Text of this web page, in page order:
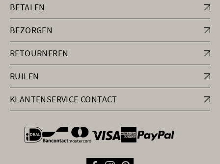
BETALEN
BEZORGEN
RETOURNEREN
RUILEN
KLANTENSERVICE CONTACT
general.paymentOptions